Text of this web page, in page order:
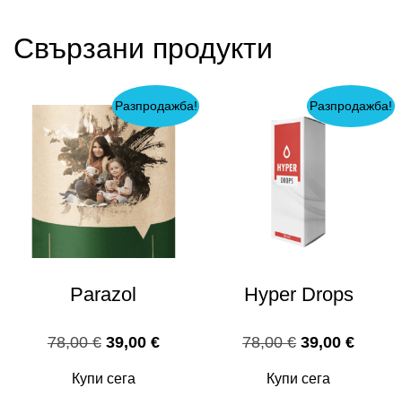
Свързани продукти
Разпродажба!
Parazol
78,00€ Original
was:
39,00 €Текущата
Купи сега
Разпродажба!
Hyper Drops
78,00€ Original
was:
39,00€
Купи сега